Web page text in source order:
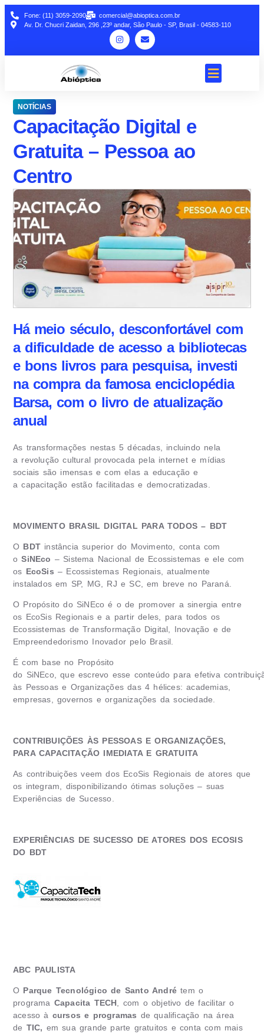
Fone: (11) 3059-2090
comercial@abioptica.com.br
Av. Dr. Chucri Zaidan, 296 ,23º andar, São Paulo - SP, Brasil - 04583-110
NOTÍCIAS
Capacitação Digital e
Gratuita – Pessoa ao
Centro
Há meio século, desconfortável com
a dificuldade de acesso a bibliotecas
e bons livros para pesquisa, investi
na compra da famosa enciclopédia
Barsa, com o livro de atualização
anual
As transformações nestas 5 décadas, incluindo nela
a revolução cultural provocada pela internet e mídias
sociais são imensas e com elas a educação e
a capacitação estão facilitadas e democratizadas.
MOVIMENTO BRASIL DIGITAL PARA TODOS – BDT
O BDT instância superior do Movimento, conta com
oSiNEco – Sistema Nacional de Ecossistemas e ele com
os EcoSis – Ecossistemas Regionais, atualmente
instalados em SP, MG, RJ e SC, em breve no Paraná.
O Propósito do SiNEco é o de promover a sinergia entre
os EcoSis Regionais e a partir deles, para todos os
Ecossistemas de Transformação Digital, Inovação e de
Empreendedorismo Inovador pelo Brasil.
É com base no Propósito
do SiNEco, que escrevo esse conteúdo para efetiva
às Pessoas e Organizações das 4 hélices: academias,
empresas, governos e organizações da sociedade.
CONTRIBUIÇÕES ÀS PESSOAS E ORGANIZAÇÕES,
PARA CAPACITAÇÃO IMEDIATA E GRATUITA
As contribuições veem dos EcoSis Regionais de atores que
os integram, disponibilizando ótimas soluções – suas
Experiências de Sucesso.
EXPERIÊNCIAS DE SUCESSO DE ATORES DOS ECOSIS
DO BDT
ABC PAULISTA
O Parque Tecnológico de Santo André tem o
programa Capacita TECH , com o objetivo de facilitar o
acesso à cursos e programas de qualificação na área
de TIC, em sua grande parte gratuitos e conta com mais